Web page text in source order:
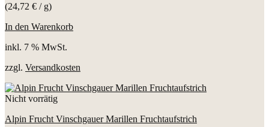
(24,72 € / g)
In den Warenkorb
inkl. 7 % MwSt.
zzgl. Versandkosten
Nicht vorrätig
Alpin Frucht Vinschgauer Marillen Fruchtaufstrich